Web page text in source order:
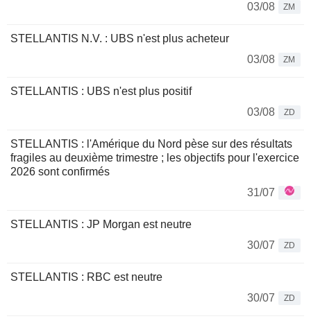
03/08
ZM
STELLANTIS N.V. : UBS n'est plus acheteur
03/08
ZM
STELLANTIS : UBS n'est plus positif
03/08
ZD
STELLANTIS : l'Amérique du Nord pèse sur des résultats
fragiles au deuxième trimestre ; les objectifs pour l'exercice
2026 sont confirmés
31/07
STELLANTIS : JP Morgan est neutre
30/07
ZD
STELLANTIS : RBC est neutre
30/07
ZD